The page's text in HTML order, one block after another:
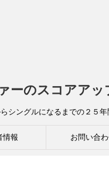
ーのスコアアッ
シングルになるまでの２５
情報 お問い合